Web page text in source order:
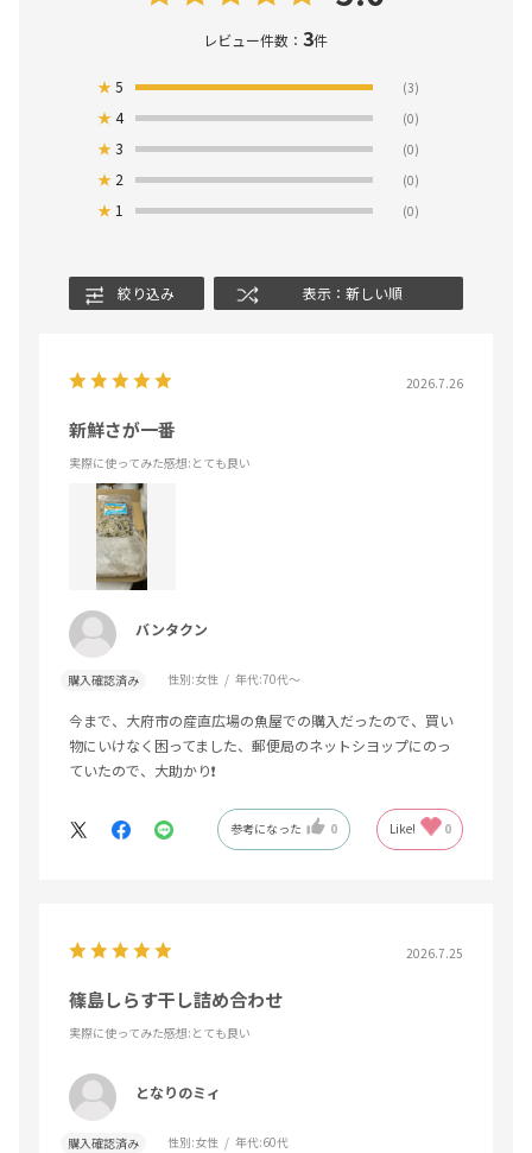
レビュー件数：3件
★5 (3)
★4 (0)
★3 (0)
★ 2 (0)
★ 1 (0)
絞り込み 表示：新しい順
2026.7.26
新鮮さが一番
実際に使ってみた感想:とても良い
バンタクン
購入確認済み 性別:女性 年代:70代～
今まで、大府市の産直広場の魚屋での購入だったので、買い
物にいけなく困ってました、郵便局のネットシヨップにのっ
ていたので、大助かり❗
参考になった 0 Like! 0
2026.7.25
篠島しらす干し詰め合わせ
実際に使ってみた感想:とても良い
となりのミィ
購入確認済み 性別:女性 年代:60代